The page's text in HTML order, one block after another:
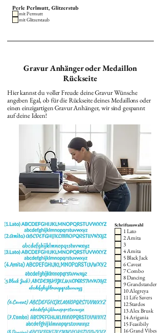
Perle Perlmutt, Glitzerstub
mit Permutt
mit Glitzerstaub
Gravur Anhänger oder Medaillon
Rückseite
Hier kannst du voller Freude deine Gravur Wünsche
angeben Egal, ob für die Rückseite deines Medaillons oder
einen einzigartigen Gravur Anhänger, wir sind gespannt
auf deine Ideen!
Schriftauswahl
1 Lato
2 Amita
3
4 Amita
5 Black Jack
6 Caveat
7 Combo
8 Dancing
9 Grandstander
10 Alegreya
11 Life Savers
12 Stardos
13 Alex Brusk
14 Arigania
15 Feasibily
16 Grand Vibes